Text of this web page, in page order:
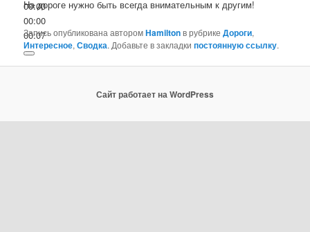
00:00
00:00
00:07
На дороге нужно быть всегда внимательным к другим!
Запись опубликована авторомHamiltonв рубрикеДороги,
Интересное,Сводка. Добавьте в закладкипостоянную ссылку.
Сайт работает на WordPress